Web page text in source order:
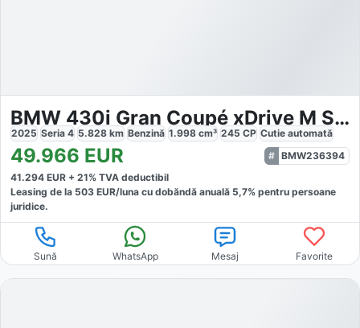
BMW 430i Gran Coupé xDrive M Sport
2025 Seria 4 5.828 km Benzină 1.998 cm³ 245 CP Cutie automată
49.966 EUR
BMW236394
41.294 EUR + 21% TVA deductibil
Leasing de la 503 EUR/luna cu dobăndă anuală 5,7% pentru persoane
juridice.
Sună WhatsApp Mesaj Favorite